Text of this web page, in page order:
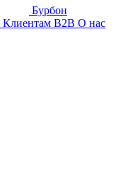
Бурбон
Клиентам B2B О нас